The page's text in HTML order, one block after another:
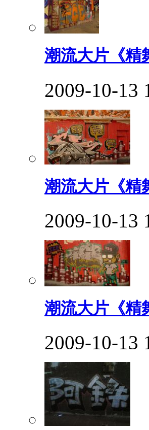
潮流大片《精
2009-10-13
潮流大片《精
2009-10-13
潮流大片《精
2009-10-13